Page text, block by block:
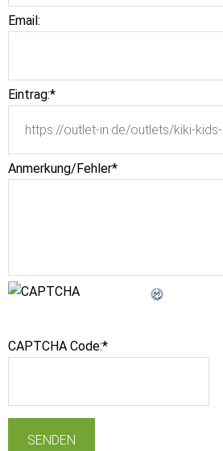
Email:
Eintrag:*
Anmerkung/Fehler*
CAPTCHA Code:*